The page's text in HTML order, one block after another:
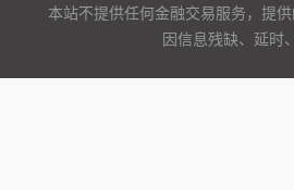
本站不提供任何金融交易服务，提
因信息残缺、延时